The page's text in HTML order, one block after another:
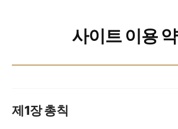
사이트 이용
제1장 총칙